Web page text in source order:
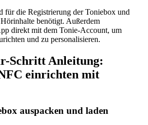
die Registrierung der Toniebox und
benötigt. Außerdem
direkt mit dem Tonie-Account, um
und zu personalisieren.
Schritt Anleitung:
einrichten mit
auspacken und laden